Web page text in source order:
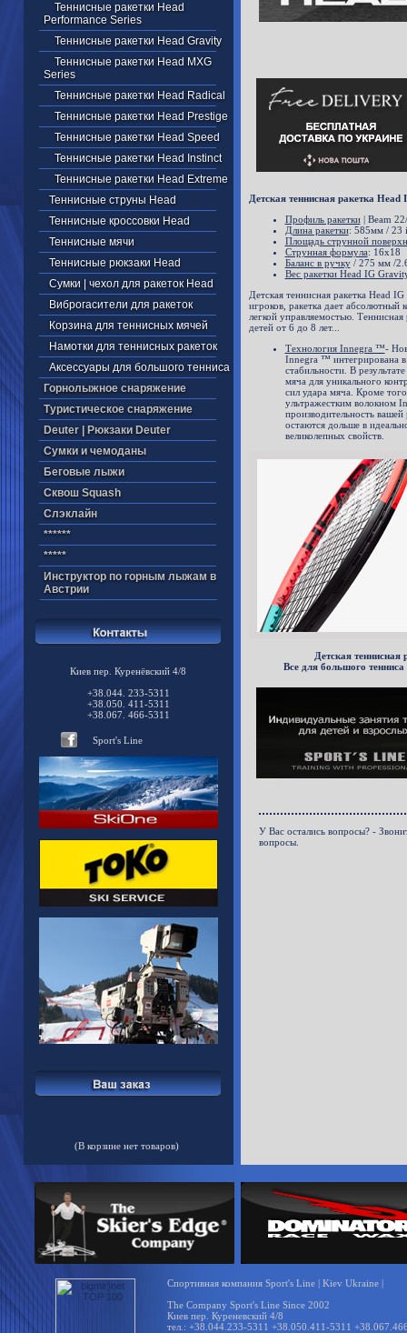
Теннисные ракетки Head
Performance Series
Теннисные ракетки Head Gravity
Теннисные ракетки Head MXG
Series
Теннисные ракетки Head Radical
Теннисные ракетки Head Prestige
Теннисные ракетки Head Speed
Теннисные ракетки Head Instinct
Теннисные ракетки Head Extreme
Теннисные струны Head
Теннисные кроссовки Head
Теннисные мячи
Теннисные рюкзаки Head
Cумки | чехол для ракеток Head
Виброгасители для ракеток
Корзина для теннисных мячей
Намотки для теннисных ракеток
Аксессуары для большого тенниса
Горнолыжное снаряжение
Туристическое снаряжение
Deuter | Рюкзаки Deuter
Cумки и чемоданы
Беговые лыжи
Cквош Squash
Cлэклайн
******
*****
Инструктор по горным лыжам в
Австрии
Киев пер. Куренёвский 4/8
+38.044. 233-5311
+38.050. 411-5311
+38.067. 466-5311
Sport's Line
(В корзине нет товаров)
Детская теннисная ракетка
Профиль ракетки| Beam
Длина ракетки: 585мм / 23
Площадь струнной
Струнная формула: 16x18
Баланс в ручку/ 275 мм /
Вес ракетки Head IG
Детская теннисная ракетка Head
игроков, ракетка дает абсолютный
легкой управляемостью.
детей от 6 до 8 лет...
Технология Innegra ™-
Innegra ™ интегрирована
стабильности. В
мяча для уникального
сил удара мяча. Кроме
ультражестким волокном
производительность вашей
остаются дольше в
великолепных свойств.
Детская
Все для большого
У Вас остались вопросы? -
вопросы.
Спортивная компания Sport's Line | Kiev Ukraine |
The Company Sport's Line Since 2002
Киев пер. Куреневский 4/8
тел.: +38.044.233-5311 +38.050.411-5311